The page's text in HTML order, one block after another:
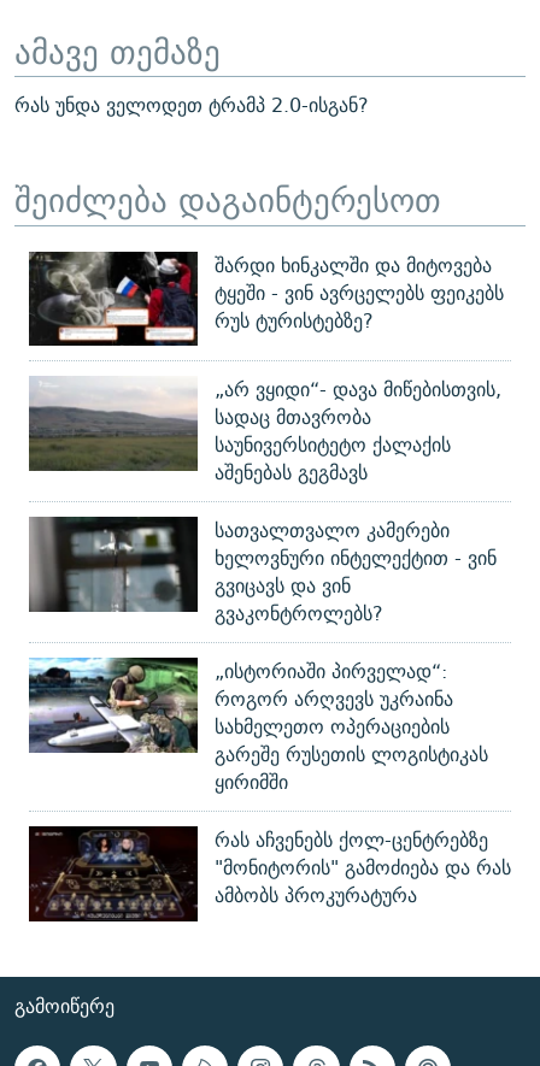
ამავე თემაზე
რას უნდა ველოდეთ ტრამპ 2.0-ისგან?
შეიძლება დაგაინტერესოთ
შარდი ხინკალში და მიტოვება
ტყეში - ვინ ავრცელებს ფეიკებს
რუს ტურისტებზე?
„არ ვყიდი“- დავა მიწებისთვის,
სადაც მთავრობა
საუნივერსიტეტო ქალაქის
აშენებას გეგმავს
სათვალთვალო კამერები
ხელოვნური ინტელექტით - ვინ
გვიცავს და ვინ
გვაკონტროლებს?
„ისტორიაში პირველად“:
როგორ არღვევს უკრაინა
სახმელეთო ოპერაციების
გარეშე რუსეთის ლოგისტიკას
ყირიმში
რას აჩვენებს ქოლ-ცენტრებზე
"მონიტორის" გამოძიება და რას
ამბობს პროკურატურა
ᲒᲐᲛᲝᲘᲬᲔᲠᲔ